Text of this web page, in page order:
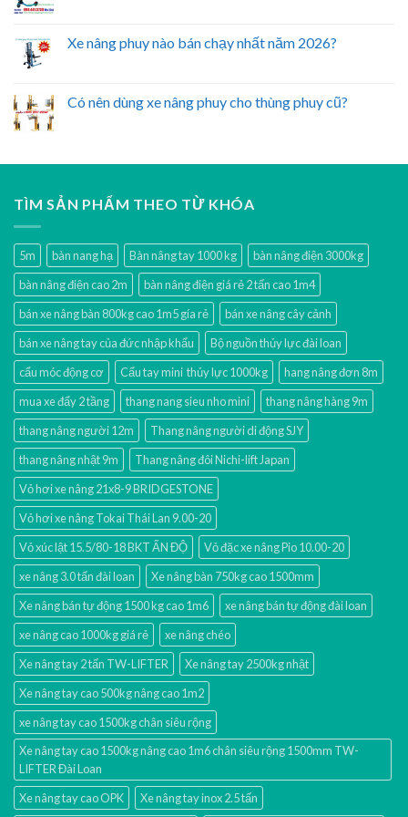
Xe nâng phuy nào bán chạy nhất năm 2026?
Có nên dùng xe nâng phuy cho thùng phuy cũ?
TÌM SẢN PHẨM THEO TỪ KHÓA
5m bàn nang hạ Bàn nâng tay 1000 kg
bàn nâng điện 3000kg
bàn nâng điện cao 2m
bàn nâng điện giá rẻ 2 tấn cao 1m4
bán xe nâng bàn 800kg cao 1m5 gía rẻ
bán xe nâng cây cảnh
bán xe nâng tay của đức nhập khẩu
Bộ nguồn thủy lực đài loan
cẩu móc động cơ
Cẩu tay mini thủy lực 1000kg
hang nâng đơn 8m
mua xe đẩy 2 tầng
thang nang sieu nho mini
thang nâng hàng 9m
thang nâng người 12m
Thang nâng người di động SJY
thang nâng nhật 9m
Thang nâng đôi Nichi-lift Japan
Vỏ hơi xe nâng 21x8-9 BRIDGESTONE
Vỏ hơi xe nâng Tokai Thái Lan 9.00-20
Vỏ xúc lật 15.5/80-18 BKT ẤN ĐỘ
Vỏ đặc xe nâng Pio 10.00-20
xe nâng 3.0 tấn đài loan
Xe nâng bàn 750kg cao 1500mm
Xe nâng bán tự động 1500 kg cao 1m6
xe nâng bán tự động đài loan
xe nâng cao 1000kg giá rẻ
xe nâng chéo
Xe nâng tay 2 tấn TW-LIFTER
Xe nâng tay 2500kg nhật
Xe nâng tay cao 500kg nâng cao 1m2
xe nâng tay cao 1500kg chân siêu rộng
Xe nâng tay cao 1500kg nâng cao 1m6 chân siêu rộng 1500mm TW-
LIFTER Đài Loan
Xe nâng tay cao OPK
Xe nâng tay inox 2.5 tấn